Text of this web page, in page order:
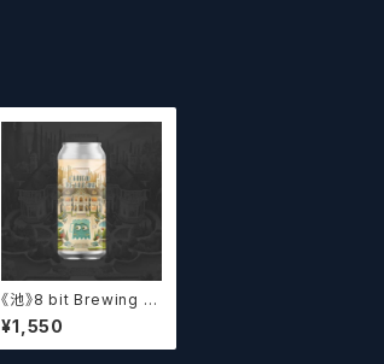
《池》8 bit Brewing 8
bit Brewing Chatea
u De La Dank WC DI
PA (473ml) / シャト
¥1,550